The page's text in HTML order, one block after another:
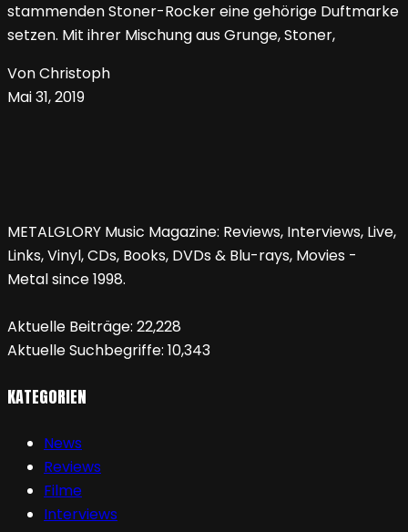
stammenden Stoner-Rocker eine gehörige Duftmarke
setzen. Mit ihrer Mischung aus Grunge, Stoner,
Von Christoph
Mai 31, 2019
METALGLORY Music Magazine: Reviews, Interviews, Live,
Links, Vinyl, CDs, Books, DVDs & Blu-rays, Movies -
Metal since 1998.
Aktuelle Beiträge: 22,228
Aktuelle Suchbegriffe: 10,343
KATEGORIEN
News
Reviews
Filme
Interviews